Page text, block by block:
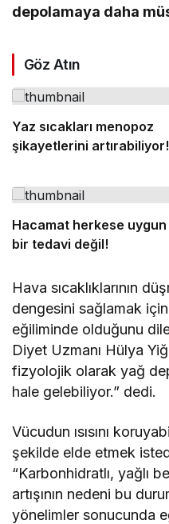
depolamaya daha
Göz Atın
Yaz sıcakları menopoz
şikayetlerini artırabiliyor!
Hacamat herkese uygun
bir tedavi değil!
Hava sıcaklıklarının
dengesini sağlamak
eğiliminde olduğunu
Diyet Uzmanı Hülya
fizyolojik olarak yağ
hale gelebiliyor.” dedi.
Vücudun ısısını
şekilde elde etmek
“Karbonhidratlı, yağlı
artışının nedeni bu
yönelimler sonucunda